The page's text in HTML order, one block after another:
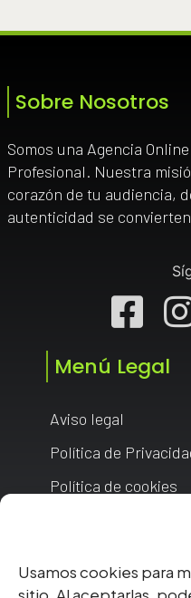
Usamos cookies para
sitio. Al aceptarlas,
Sobre Nosotros
Somos una Agencia
Profesional. Nuestra
corazón de tu audiencia,
autenticidad se
Menú Legal
Aviso legal
Política de
Política de cookies